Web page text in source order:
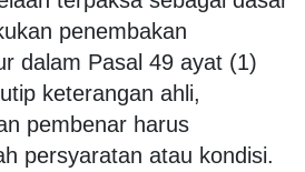
penembakan
dalam Pasal 49 ayat (1)
keterangan ahli,
pembenar harus
persyaratan atau kondisi.